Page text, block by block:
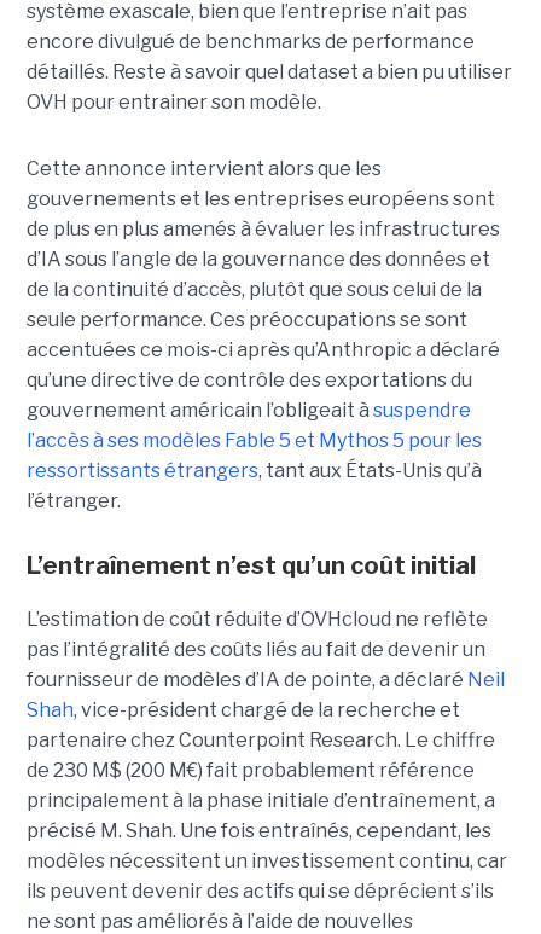
système exascale, bien que l’entreprise n’ait pas
encore divulgué de benchmarks de performance
détaillés. Reste à savoir quel dataset a bien pu utiliser
OVH pour entrainer son modèle.
Cette annonce intervient alors que les
gouvernements et les entreprises européens sont
de plus en plus amenés à évaluer les infrastructures
d’IA sous l’angle de la gouvernance des données et
de la continuité d’accès, plutôt que sous celui de la
seule performance. Ces préoccupations se sont
accentuées ce mois-ci après qu’Anthropic a déclaré
qu’une directive de contrôle des exportationsdu
gouvernement américain l’obligeait à suspendre
l’accès à ses modèles Fable 5 et Mythos 5 pour les
ressortissants étrangers, tant aux États-Unis qu’à
l’étranger.
L’entraînement n’est qu’un coût initial
L’estimation de coût réduite d’OVHcloud ne reflète
pas l’intégralité des coûts liés au fait de devenir un
fournisseur de modèles d’IA de pointe, a déclaré Neil
Shah, vice-président chargé de la recherche et
partenaire chez Counterpoint Research. Le chiffre
de 230 M$ (200 M€) fait probablement référence
principalement à la phase initiale d’entraînement, a
précisé M. Shah. Une fois entraînés, cependant, les
modèles nécessitent un investissement continu, car
ils peuvent devenir des actifs qui se déprécient s’ils
ne sont pas améliorés à l’aide de nouvelles